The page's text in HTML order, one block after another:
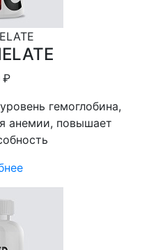
₽
гемоглобина,
анемии, повышает